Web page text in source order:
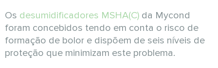
Os desumidificadores MSHA(C) da Mycond
foram concebidos tendo em conta o risco de
formação de bolor e dispõem de seis níveis de
proteção que minimizam este problema.